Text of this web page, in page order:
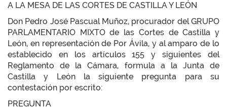
A LA MESA DE LAS CORTES DE CASTILLA Y LEÓN
Don Pedro José Pascual Muñoz, procurador del GRUPO
PARLAMENTARIO MIXTO de las Cortes de Castilla y
León, en representación de Por Ávila, y al amparo de lo
establecido en los artículos 155 y siguientes del
Reglamento de la Cámara, formula a la Junta de
Castilla y León la siguiente pregunta para su
contestación por escrito:
PREGUNTA